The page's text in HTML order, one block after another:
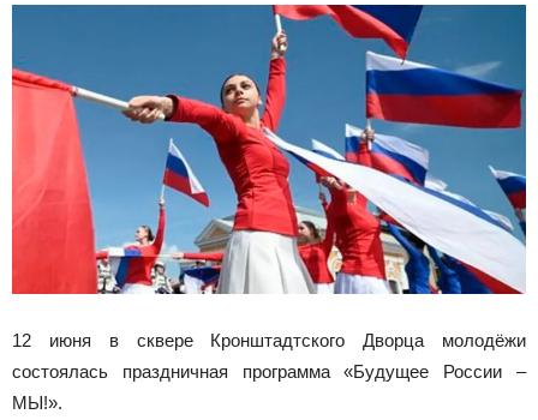
собор
12 июня в сквере Кронштадтского Дворца молодёжи
состоялась праздничная программа «Будущее России –
МЫ!».